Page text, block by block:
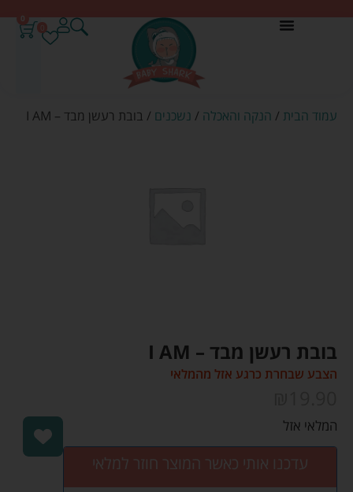
0
עמוד הבית / הנקה והאכלה / נשכנים / בובת רעשן מבד – I AM
בובת רעשן מבד – I AM
הצבע שבחרת כרגע אזל מהמלאי
המלאי אזל
עדכנו אותי כאשר המוצר חוזר למלאי